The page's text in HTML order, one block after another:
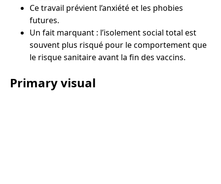
Ce travail prévient l’anxiété et les phobies
futures.
Un fait marquant : l’isolement social total est
souvent plus risqué pour le comportement que
le risque sanitaire avant la fin des vaccins.
Primary visual